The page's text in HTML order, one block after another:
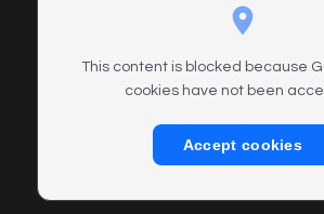
This content is blocked because
cookies have not been
Accept cookies